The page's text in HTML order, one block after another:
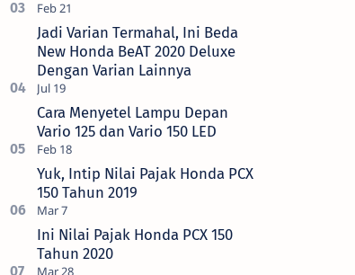
Jadi Varian Termahal, Ini Beda
New Honda BeAT 2020 Deluxe
Dengan Varian Lainnya
Cara Menyetel Lampu Depan
Vario 125 dan Vario 150 LED
Yuk, Intip Nilai Pajak Honda PCX
150 Tahun 2019
Ini Nilai Pajak Honda PCX 150
Tahun 2020